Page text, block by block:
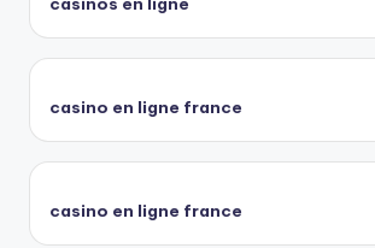
casino en ligne france
casino en ligne france